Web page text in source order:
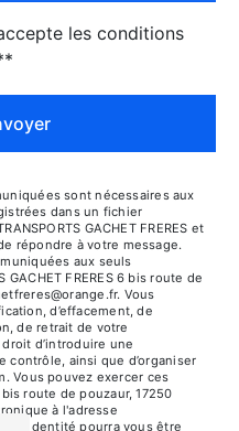
les conditions
sont nécessaires aux
dans un fichier
GACHET FRERES et
répondre à votre message.
aux seuls
FRERES 6 bis route de
Vous
d’effacement, de
de retrait de votre
d’introduire une
contrôle, ainsi que d’organiser
Vous pouvez exercer ces
route de pouzaur, 17250
à l'adresse
d'identité pourra vous être